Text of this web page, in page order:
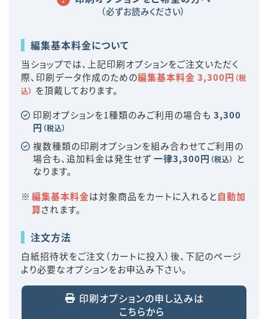
（必ずお読みください）
編集基本料金について
当ショップでは、上記印刷オプションをご注文いただく
際、印刷データ作成のための編集基本料金 3,300円 （税
込） を頂戴しております。
印刷オプションを1種類のみご利用の場合も 3,300
円 （税込）
複数種類の印刷オプションを組み合わせてご利用の
場合も、追加料金は発生せず 一律3,300円 （税込） と
なります。
編集基本料金は対象商品をカートに入れると自動加
算されます。
注文方法
白紙招待状をご注文（カートに投入）後、下記のページ
より必要なオプションをお申込み下さい。
印刷オプションの申し込みは
こちらから